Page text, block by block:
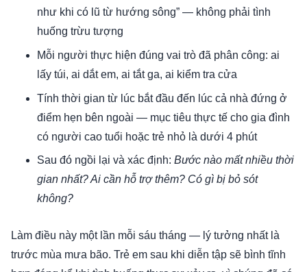
như khi có lũ từ hướng sông” — không phải tình
huống trừu tượng
Mỗi người thực hiện đúng vai trò đã phân công: ai
lấy túi, ai dắt em, ai tắt ga, ai kiểm tra cửa
Tính thời gian từ lúc bắt đầu đến lúc cả nhà đứng ở
điểm hẹn bên ngoài — mục tiêu thực tế cho gia đình
có người cao tuổi hoặc trẻ nhỏ là dưới 4 phút
Sau đó ngồi lại và xác định:Bước nào mất nhiều thời
gian nhất? Ai cần hỗ trợ thêm? Có gì bị bỏ sót
không?
Làm điều này một lần mỗi sáu tháng — lý tưởng nhất là
trước mùa mưa bão. Trẻ em sau khi diễn tập sẽ bình tĩnh